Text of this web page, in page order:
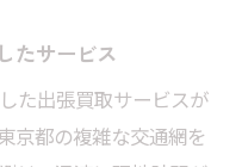
たサービス
た出張買取サービスが
京都の複雑な交通網を